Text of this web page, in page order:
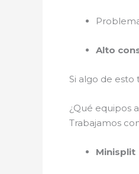
Alto
Si algo de esto
¿Qué equipos
Trabajamos
Minisplit